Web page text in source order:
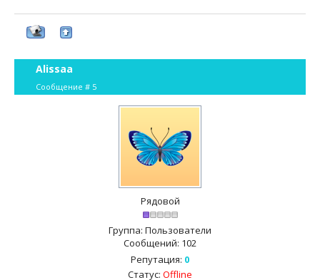
Alissaa
Сообщение # 5
Рядовой
Группа: Пользователи
Сообщений: 102
Репутация: 0
Статус: Offline